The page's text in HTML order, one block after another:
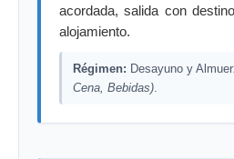
acordada, salida con
alojamiento.
Régimen: Desayuno y
Cena, Bebidas)